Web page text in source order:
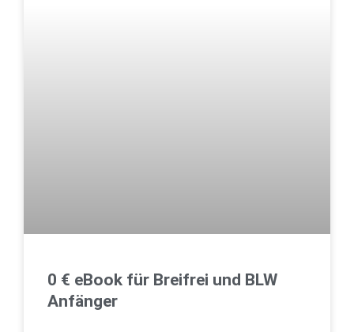
0 € eBook für Breifrei und BLW
Anfänger